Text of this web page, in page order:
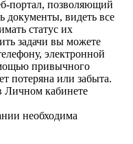
портал, позволяющий
документы, видеть все
статус их
задачи вы можете
электронной
привычного
потеряна или забыта.
Личном кабинете
необходима